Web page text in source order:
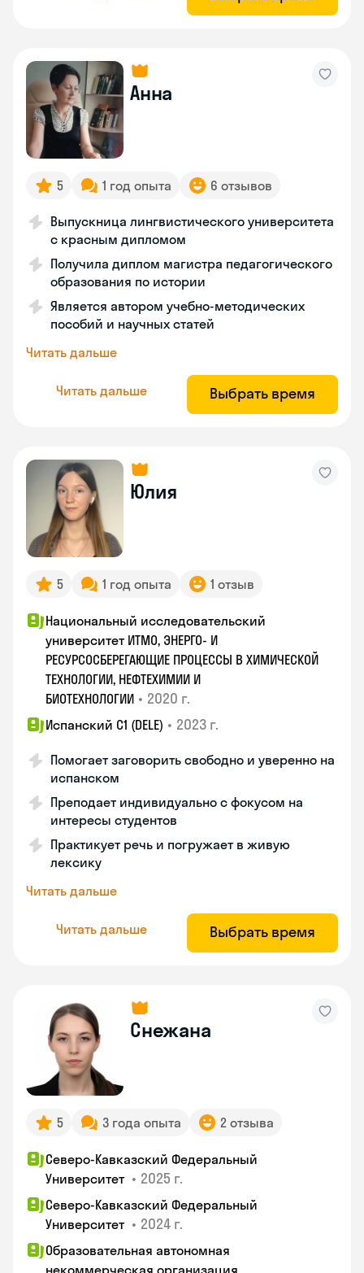
Анна
5 1 год опыта 6 отзывов
Выпускница лингвистического университета
с красным дипломом
Получила диплом магистра педагогического
образования по истории
Является автором учебно-методических
пособий и научных статей
Читать дальше
Читать дальше Выбрать время
Юлия
5 1 год опыта 1 отзыв
Национальный исследовательский
университет ИТМО, ЭНЕРГО- И
РЕСУРСОСБЕРЕГАЮЩИЕ ПРОЦЕССЫ В ХИМИЧЕСКОЙ
ТЕХНОЛОГИИ, НЕФТЕХИМИИ И
БИОТЕХНОЛОГИИ • 2020 г.
Испанский С1 (DELE) • 2023 г.
Помогает заговорить свободно и уверенно на
испанском
Преподает индивидуально с фокусом на
интересы студентов
Практикует речь и погружает в живую
лексику
Читать дальше
Читать дальше Выбрать время
Снежана
5 3 года опыта 2 отзыва
Северо-Кавказский Федеральный
Университет • 2025 г.
Северо-Кавказский Федеральный
Университет • 2024 г.
Образовательная автономная
некоммерческая организация